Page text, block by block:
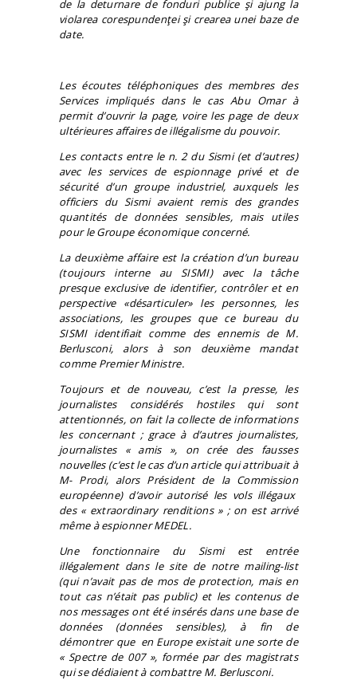
de la deturnare de fonduri publice şi ajung la
violarea corespundenţei şi crearea unei baze de
date.
Les écoutes téléphoniques des membres des
Services impliqués dans le cas Abu Omar à
permit d’ouvrir la page, voire les page de deux
ultérieures affaires de illégalisme du pouvoir.
Les contacts entre le n. 2 du Sismi (et d’autres)
avec les services de espionnage privé et de
sécurité d’un groupe industriel, auxquels les
officiers du Sismi avaient remis des grandes
quantités de données sensibles, mais utiles
pour le Groupe économique concerné.
La deuxième affaire est la création d’un bureau
(toujours interne au SISMI) avec la tâche
presque exclusive de identifier, contrôler et en
perspective «désarticuler» les personnes, les
associations, les groupes que ce bureau du
SISMI identifiait comme des ennemis de M.
Berlusconi, alors à son deuxième mandat
comme Premier Ministre.
Toujours et de nouveau, c’est la presse, les
journalistes considérés hostiles qui sont
attentionnés, on fait la collecte de informations
les concernant ; grace à d’autres journalistes,
journalistes « amis », on crée des fausses
nouvelles (c’est le cas d’un article qui attribuait à
M- Prodi, alors Président de la Commission
européenne) d’avoir autorisé les vols illégaux
des « extraordinary renditions » ; on est arrivé
même à espionner MEDEL.
Une fonctionnaire du Sismi est entrée
illégalement dans le site de notre mailing-list
(qui n’avait pas de mos de protection, mais en
tout cas n’était pas public) et les contenus de
nos messages ont été insérés dans une base de
données (données sensibles), à fin de
démontrer que en Europe existait une sorte de
« Spectre de 007 », formée par des magistrats
qui se dédiaient à combattre M. Berlusconi.